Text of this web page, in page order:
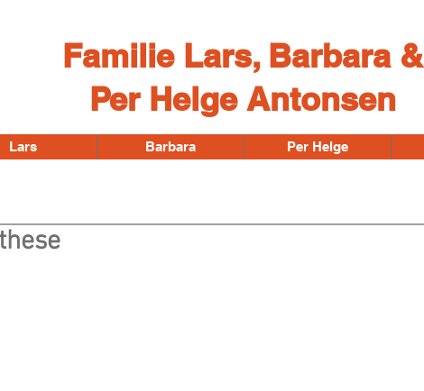
Familie Lars, Barbara &
Per Helge Antonsen
Lars Barbara Per Helge